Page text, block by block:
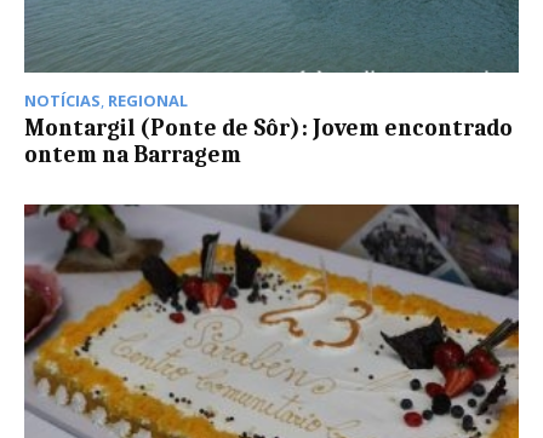
NOTÍCIAS, REGIONAL
Montargil (Ponte de Sôr): Jovem encontrado
ontem na Barragem